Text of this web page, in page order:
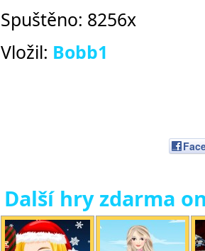
Spuštěno: 8256x
Vložil: Bobb1
Další hry zdarma